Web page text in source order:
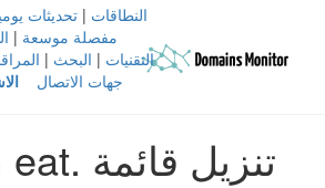
النطاقات | تحديثات
مفصلة موسعة |
التقنيات | البحث |
جهات الاتصال
تنزيل قائمة .eat نطاقات